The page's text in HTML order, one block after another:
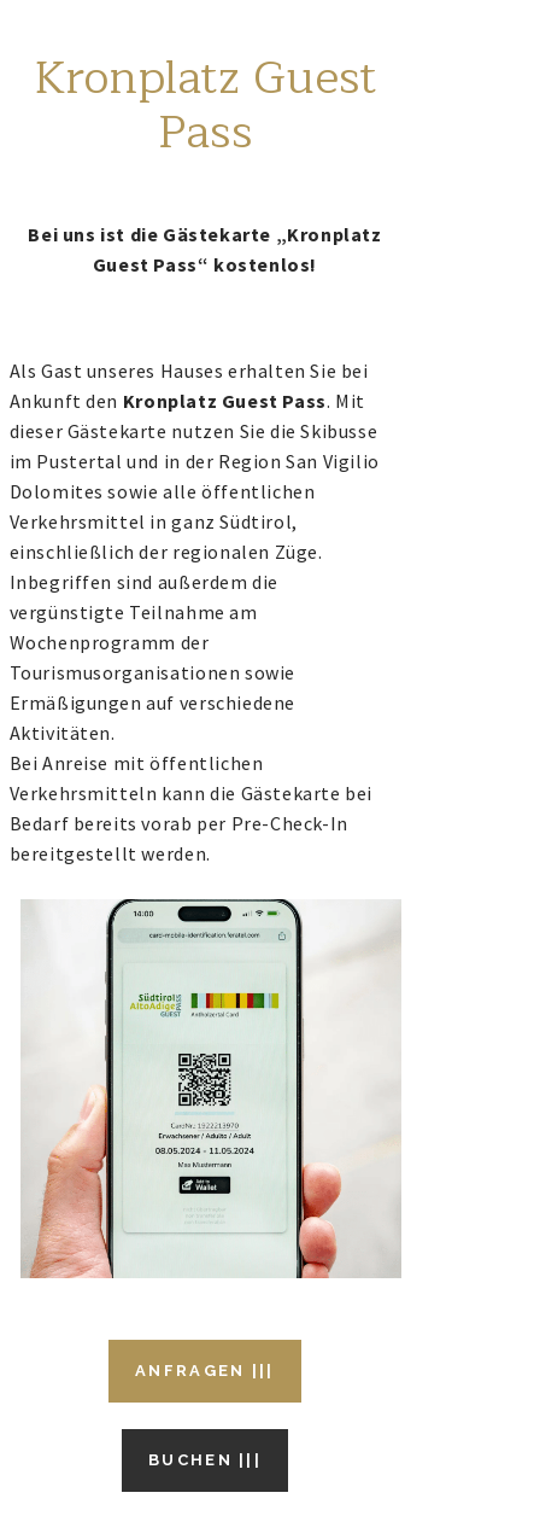
Kronplatz Guest
Pass
Bei uns ist die Gästekarte „Kronplatz
Guest Pass“ kostenlos!
Als Gast unseres Hauses erhalten Sie bei
Ankunft den Kronplatz Guest Pass. Mit
dieser Gästekarte nutzen Sie die Skibusse
im Pustertal und in der Region San Vigilio
Dolomites sowie alle öffentlichen
Verkehrsmittel in ganz Südtirol,
einschließlich der regionalen Züge.
Inbegriffen sind außerdem die
vergünstigte Teilnahme am
Wochenprogramm der
Tourismusorganisationen sowie
Ermäßigungen auf verschiedene
Aktivitäten.
Bei Anreise mit öffentlichen
Verkehrsmitteln kann die Gästekarte bei
Bedarf bereits vorab per Pre-Check-In
bereitgestellt werden.
ANFRAGEN |||
BUCHEN |||